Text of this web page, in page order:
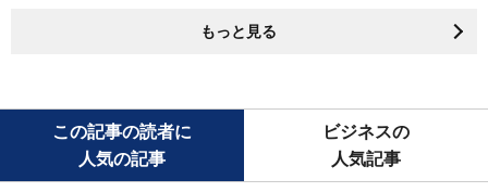
もっと見る
この記事の読者に
人気の記事
ビジネスの
人気記事